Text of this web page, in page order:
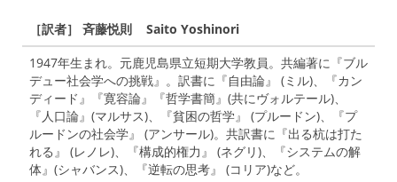
［訳者］ 斉藤悦則 Saito Yoshinori
1947年生まれ。元鹿児島県立短期大学教員。共編著に『ブル
デュー社会学への挑戦』。訳書に『自由論』 (ミル)、『カン
ディード』『寛容論』『哲学書簡』(共にヴォルテール)、
『人口論』(マルサス)、『貧困の哲学』 (プルードン)、『プ
ルードンの社会学』 (アンサール)。共訳書に『出る杭は打た
れる』 (レノレ)、『構成的権力』 (ネグリ)、『システムの解
体』(シャバンス)、『逆転の思考』 (コリア)など。